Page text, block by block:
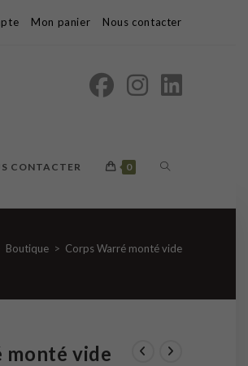
Mon panier Nous contacter
CONTACTER 0 TOGGLE
WEBSITE
Boutique > Corps Warré monté vide
monté vide